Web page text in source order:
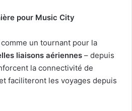
pour Music City
comme un tournant pour la
liaisons aériennes – depuis
la connectivité de
faciliteront les voyages depuis